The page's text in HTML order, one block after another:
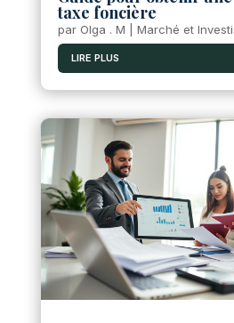
taxe foncière
par Olga . M Marché et
LIRE PLUS